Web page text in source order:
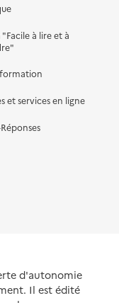
à lire et à
et services en ligne
d'autonomie
Il est édité